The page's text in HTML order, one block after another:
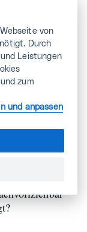
deiner Rolle
von
Durch
Leistungen
zum
und anpassen